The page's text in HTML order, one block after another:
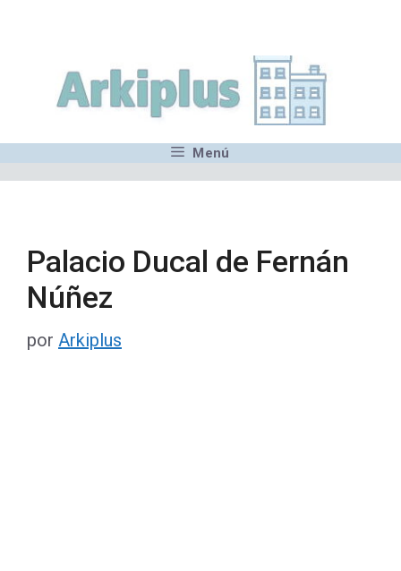
contenido
Menú
Palacio Ducal de Fernán
Núñez
por Arkiplus